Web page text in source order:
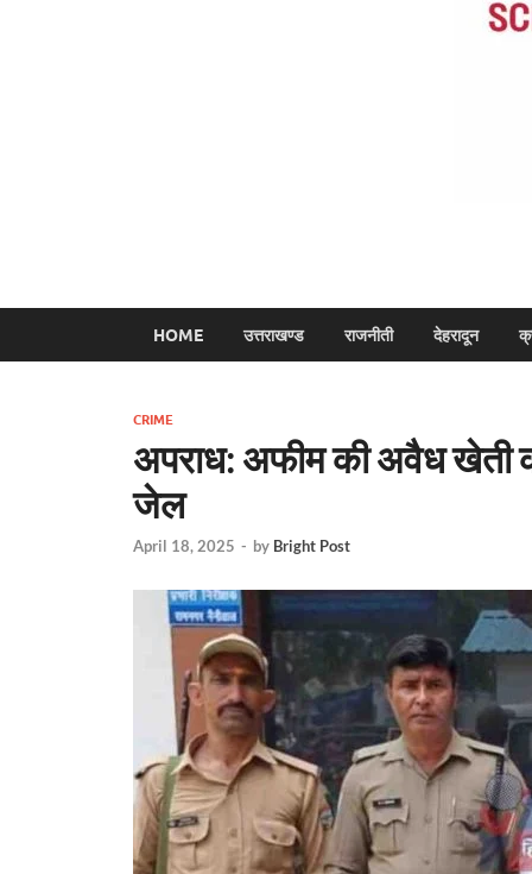
HOME उत्तराखण्ड राजनीती देहरादून
CRIME
अपराध: अफीम की अवैध खेती
जेल
April 18, 2025 - by Bright Post